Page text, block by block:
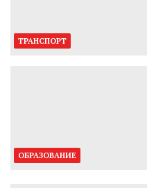
ТРАНСПОРТ
ОБРАЗОВАНИЕ